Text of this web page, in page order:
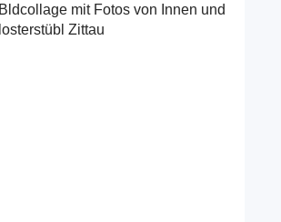
am 10.07.2026 um 11:00